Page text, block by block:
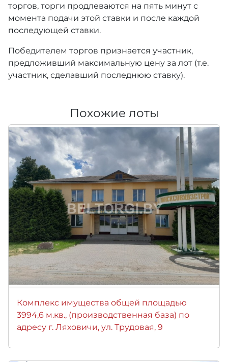
торгов, торги продлеваются на пять минут с
момента подачи этой ставки и после каждой
последующей ставки.
Победителем торгов признается участник,
предложивший максимальную цену за лот (т.е.
участник, сделавший последнюю ставку).
Похожие лоты
Комплекс имущества общей площадью
3994,6 м.кв., (производственная база) по
адресу г. Ляховичи, ул. Трудовая, 9